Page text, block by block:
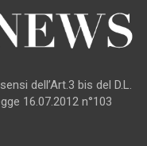
dell’Art.3 bis del D.L.
16.07.2012 n°103